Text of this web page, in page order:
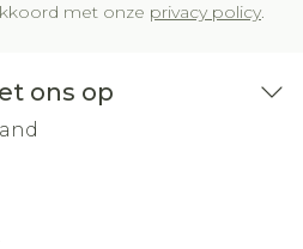
met onze privacy policy.
ons op